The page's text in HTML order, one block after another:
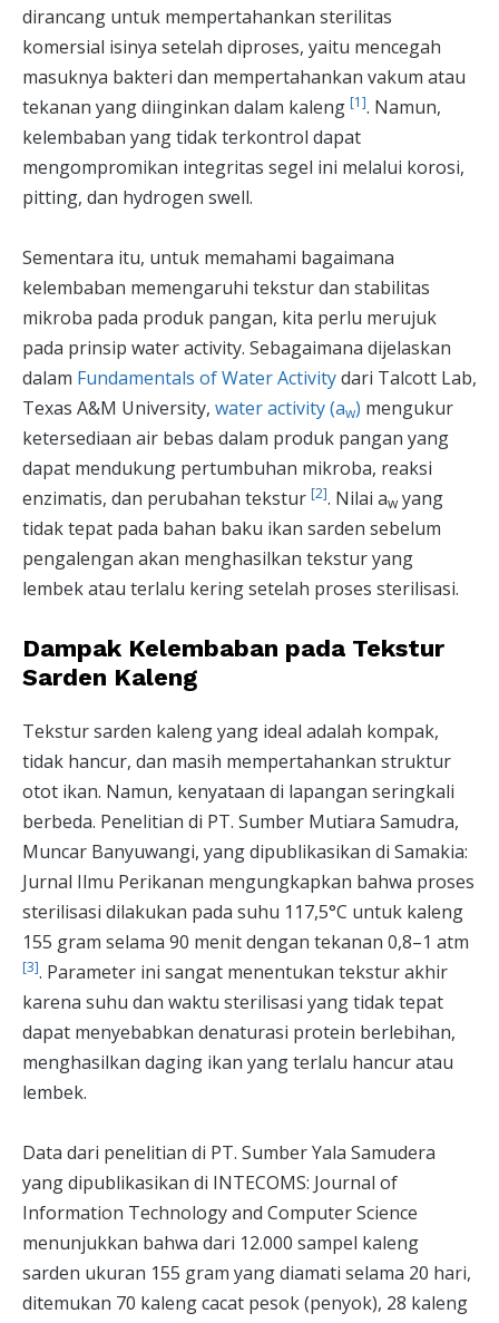
dirancang untuk mempertahankan sterilitas
komersial isinya setelah diproses, yaitu mencegah
masuknya bakteri dan mempertahankan vakum atau
tekanan yang diinginkan dalam kaleng [1]. Namun,
kelembaban yang tidak terkontrol dapat
mengompromikan integritas segel ini melalui korosi,
pitting, dan hydrogen swell.
Sementara itu, untuk memahami bagaimana
kelembaban memengaruhi tekstur dan stabilitas
mikroba pada produk pangan, kita perlu merujuk
pada prinsip water activity. Sebagaimana dijelaskan
dalam Fundamentals of Water Activitydari Talcott Lab,
Texas A&M University, water activity (aw) mengukur
ketersediaan air bebas dalam produk pangan yang
dapat mendukung pertumbuhan mikroba, reaksi
enzimatis, dan perubahan tekstur [2]. Nilai aw yang
tidak tepat pada bahan baku ikan sarden sebelum
pengalengan akan menghasilkan tekstur yang
lembek atau terlalu kering setelah proses sterilisasi.
Dampak Kelembaban pada Tekstur
Sarden Kaleng
Tekstur sarden kaleng yang ideal adalah kompak,
tidak hancur, dan masih mempertahankan struktur
otot ikan. Namun, kenyataan di lapangan seringkali
berbeda. Penelitian di PT. Sumber Mutiara Samudra,
Muncar Banyuwangi, yang dipublikasikan di Samakia:
Jurnal Ilmu Perikanan mengungkapkan bahwa proses
sterilisasi dilakukan pada suhu 117,5°C untuk kaleng
155 gram selama 90 menit dengan tekanan 0,8–1 atm
[3]. Parameter ini sangat menentukan tekstur akhir
karena suhu dan waktu sterilisasi yang tidak tepat
dapat menyebabkan denaturasi protein berlebihan,
menghasilkan daging ikan yang terlalu hancur atau
lembek.
Data dari penelitian di PT. Sumber Yala Samudera
yang dipublikasikan di INTECOMS: Journal of
Information Technology and Computer Science
menunjukkan bahwa dari 12.000 sampel kaleng
sarden ukuran 155 gram yang diamati selama 20 hari,
ditemukan 70 kaleng cacat pesok (penyok), 28 kaleng